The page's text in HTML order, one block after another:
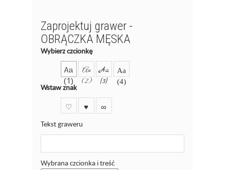
Zaprojektuj grawer -
OBRĄCZKA MĘSKA
Wybierz czcionkę
Aa
(1)
Aa
(2)
Aa
(3)
Aa
(4)
Wstaw znak
♡ ♥
∞
Tekst graweru
Wybrana czcionka i treść